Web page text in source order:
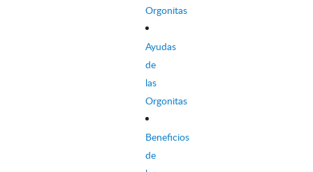
Orgonitas
Ayudas
de
las
Orgonitas
Beneficios
de